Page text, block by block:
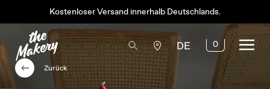
Kostenloser Versand innerhalb Deutschlands.
DE 0
Zurück